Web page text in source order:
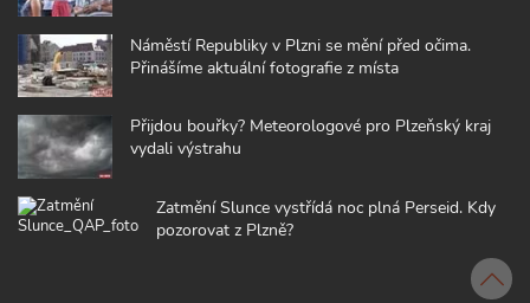
Náměstí Republiky v Plzni se mění před očima.
Přinášíme aktuální fotografie z místa
Přijdou bouřky? Meteorologové pro Plzeňský kraj
vydali výstrahu
Zatmění Slunce vystřídá noc plná Perseid. Kdy
pozorovat z Plzně?